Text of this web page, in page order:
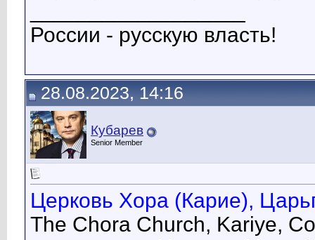
России - русскую власть!
28.08.2023, 14:16
Кубарев
Senior Member
Церковь Хора (Карие),
The Chora Church, Kariye,